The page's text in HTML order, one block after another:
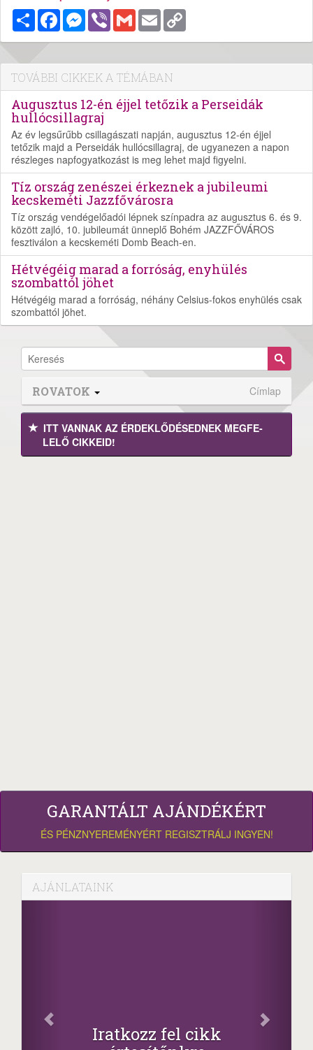
MegosztásFacebookMessenger
Viber Gmail Email
TOVÁBBI CIKKEK A TÉMÁBAN
Augusztus 12-én éjjel tetőzik a Perseidák
hullócsillagraj
Az év legsűrűbb csillagászati napján, augusztus 12-én éjjel
tetőzik majd a Perseidák hullócsillagraj, de ugyanezen a napon
részleges napfogyatkozást is meg lehet majd figyelni.
Tíz ország zenészei érkeznek a jubileumi
kecskeméti Jazzfővárosra
Tíz ország vendégelőadói lépnek színpadra az augusztus 6. és 9.
között zajló, 10. jubileumát ünneplő Bohém JAZZFŐVÁROS
fesztiválon a kecskeméti Domb Beach-en.
Hétvégéig marad a forróság, enyhülés
szombattól jöhet
Hétvégéig marad a forróság, néhány Celsius-fokos enyhülés csak
szombattól jöhet.
ROVATOK Címlap
ITT VANNAK AZ ÉRDEK­LŐDÉ­SEDNEK MEGFE­
LELŐ CIKKEID!
GARANTÁLT AJÁNDÉKÉRT
ÉS PÉNZNYEREMÉNYÉRT REGISZTRÁLJ INGYEN!
AJÁNLATAINK
fel cikk
Oszd